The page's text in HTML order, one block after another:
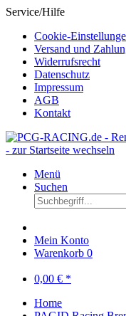
Service/Hilfe
Cookie-
Versand und
Widerrufsrecht
Datenschutz
Impressum
AGB
Kontakt
Menü
Suchen
Mein Konto
Warenkorb 0
0,00 € *
Home